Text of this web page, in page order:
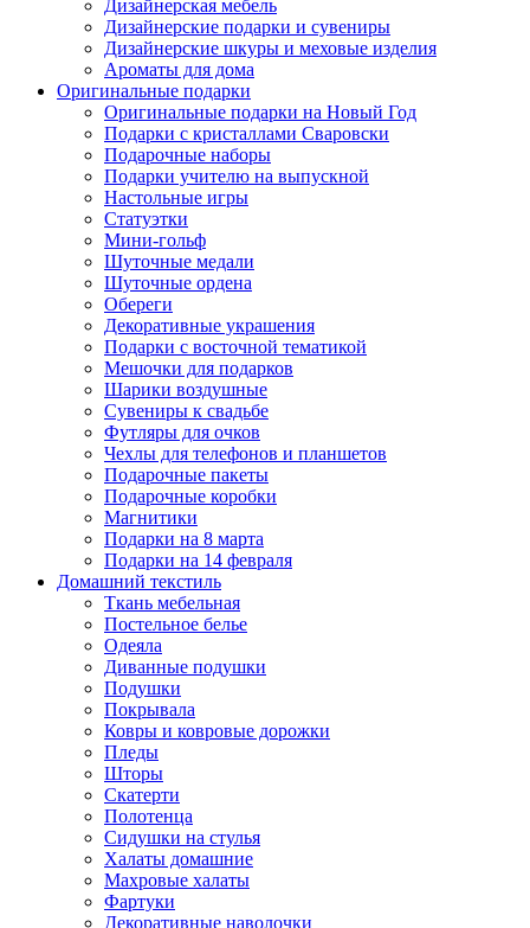
Дизайнерская мебель
Дизайнерские подарки и сувениры
Дизайнерские шкуры и меховые изделия
Ароматы для дома
Оригинальные подарки
Оригинальные подарки на Новый Год
Подарки с кристаллами Сваровски
Подарочные наборы
Подарки учителю на выпускной
Настольные игры
Статуэтки
Мини-гольф
Шуточные медали
Шуточные ордена
Обереги
Декоративные украшения
Подарки с восточной тематикой
Мешочки для подарков
Шарики воздушные
Сувениры к свадьбе
Футляры для очков
Чехлы для телефонов и планшетов
Подарочные пакеты
Подарочные коробки
Магнитики
Подарки на 8 марта
Подарки на 14 февраля
Домашний текстиль
Ткань мебельная
Постельное белье
Одеяла
Диванные подушки
Подушки
Покрывала
Ковры и ковровые дорожки
Пледы
Шторы
Скатерти
Полотенца
Сидушки на стулья
Халаты домашние
Махровые халаты
Фартуки
Декоративные наволочки